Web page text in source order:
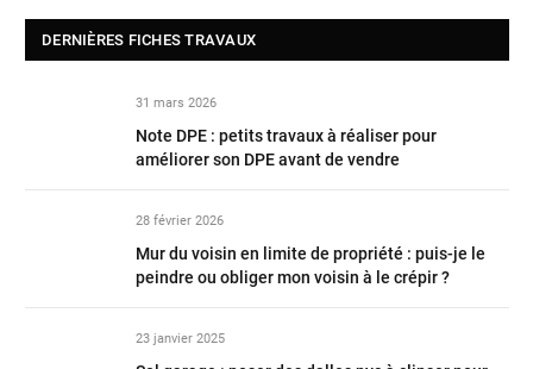
DERNIÈRES FICHES TRAVAUX
31 mars 2026
Note DPE : petits travaux à réaliser pour
améliorer son DPE avant de vendre
28 février 2026
Mur du voisin en limite de propriété : puis-je le
peindre ou obliger mon voisin à le crépir ?
23 janvier 2025